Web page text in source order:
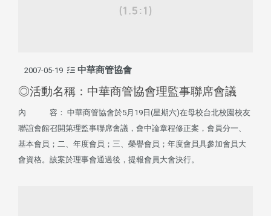
2007-05-19 中華商管協會
◎活動名稱：中華商管協會理監事聯席會議
內 容： 中華商管協會於5月19日(星期六)在母校台北校園校友
聯誼會館召開第理監事聯席會議，會中論章程修正案，會員分一、
基本會員；二、年度會員；三、榮譽會員；年度會員具參加會員大
會資格。該案於理事會通過後，提報會員大會決行。